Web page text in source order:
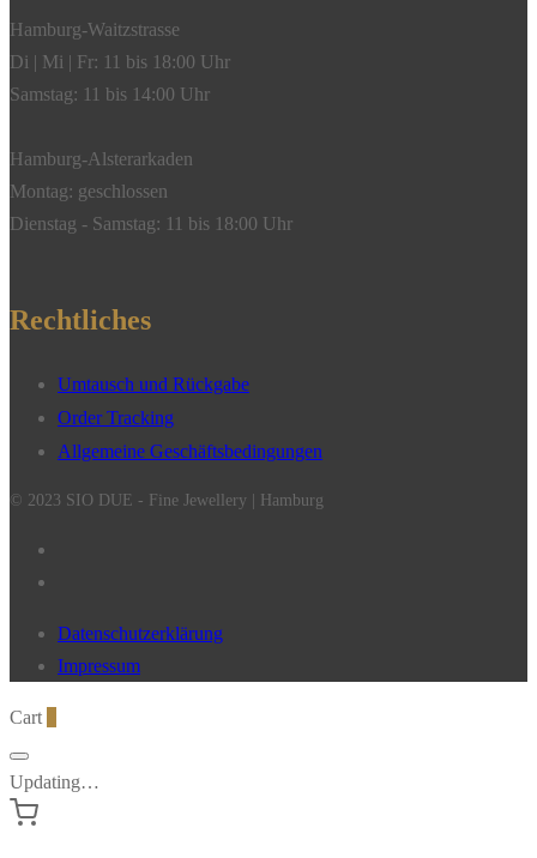
Hamburg-Waitzstrasse
Di | Mi | Fr: 11 bis 18:00 Uhr
Samstag: 11 bis 14:00 Uhr
Hamburg-Alsterarkaden
Montag: geschlossen
Dienstag - Samstag: 11 bis 18:00 Uhr
Rechtliches
Umtausch und Rückgabe
Order Tracking
Allgemeine Geschäftsbedingungen
© 2023 SIO DUE - Fine Jewellery | Hamburg
Datenschutzerklärung
Impressum
Cart
Updating…